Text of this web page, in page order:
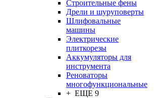
Строительные фены
Дрели и шуруповерты
Шлифовальные
машины
Электрические
плиткорезы
Аккумуляторы для
инструмента
Реноваторы
многофункциональные
+ ЕЩЕ 9